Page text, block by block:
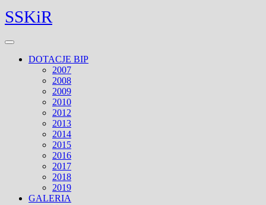
Skip
to
Facebook
Twitter
SSKiR
Open
DOTACJE BIP
2007
2008
2009
2010
2012
2013
2014
2015
2016
2017
2018
2019
GALERIA